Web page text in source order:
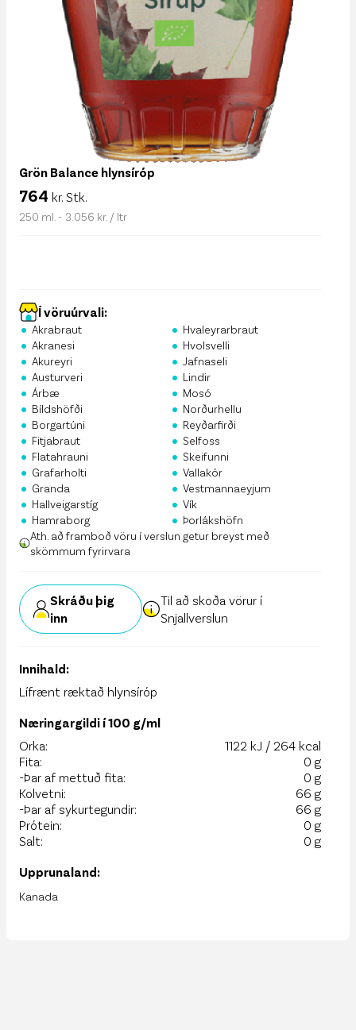
Grön Balance hlynsíróp
764 kr. Stk.
250 ml. - 3.056 kr. / ltr
Í vöruúrvali:
• Akrabraut
• Akranesi
• Akureyri
• Austurveri
• Árbæ
• Bíldshöfði
• Borgartúni
• Fitjabraut
• Flatahrauni
• Grafarholti
• Granda
• Hallveigarstíg
• Hamraborg
• Hvaleyrarbraut
• Hvolsvelli
• Jafnaseli
• Lindir
• Mosó
• Norðurhellu
• Reyðarfirði
• Selfoss
• Skeifunni
• Vallakór
• Vestmannaeyjum
• Vík
• Þorlákshöfn
Ath. að framboð vöru í verslun getur breyst með
skömmum fyrirvara
Skráðu þig
inn
Til að skoða vörur í
Snjallverslun
Innihald:
Lífrænt ræktað hlynsíróp
Næringargildi í 100 g/ml
Orka:
1122 kJ / 264 kcal
Fita:
0 g
-Þar af mettuð fita:
0 g
Kolvetni:
66 g
-Þar af sykurtegundir:
66 g
Prótein:
0 g
Salt:
0 g
Upprunaland:
Kanada